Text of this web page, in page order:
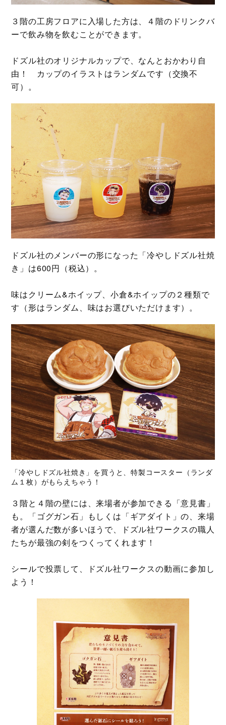
３階の工房フロアに入場した方は、４階のドリンクバ
ーで飲み物を飲むことができます。
ドズル社のオリジナルカップで、なんとおかわり自
由！ カップのイラストはランダムです（交換不
可）。
ドズル社のメンバーの形になった「冷やしドズル社焼
き」は600円（税込）。
味はクリーム&ホイップ、小倉&ホイップの２種類で
す（形はランダム、味はお選びいただけます）。
「冷やしドズル社焼き」を買うと、特製コースター（ランダ
ム１枚）がもらえちゃう！
３階と４階の壁には、来場者が参加できる「意見書」
も。「ゴグガン石」もしくは「ギアダイト」の、来場
者が選んだ数が多いほうで、ドズル社ワークスの職人
たちが最強の剣をつくってくれます！
シールで投票して、ドズル社ワークスの動画に参加し
よう！